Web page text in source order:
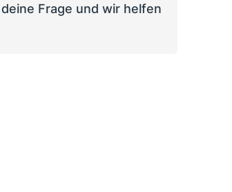
Frage und wir helfen